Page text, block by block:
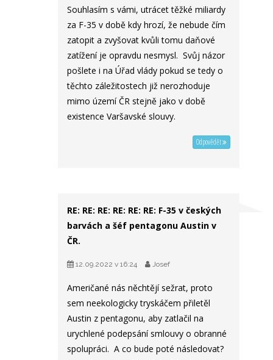
Souhlasím s vámi, utrácet těžké miliardy
za F-35 v době kdy hrozí, že nebude čím
zatopit a zvyšovat kvůli tomu daňové
zatížení je opravdu nesmysl. Svůj názor
pošlete i na Úřad vlády pokud se tedy o
těchto záležitostech již nerozhoduje
mimo území ČR stejně jako v době
existence Varšavské slouvy.
Odpovědět
RE: RE: RE: RE: RE: RE: F-35 v českých
barvách a šéf pentagonu Austin v
ČR.
12.09.2022 v 16:24 Josef
Američané nás něchtějí sežrat, proto
sem neekologicky tryskáčem přiletěl
Austin z pentagonu, aby zatlačil na
urychlené podepsání smlouvy o obranné
spolupráci. A co bude poté následovat?